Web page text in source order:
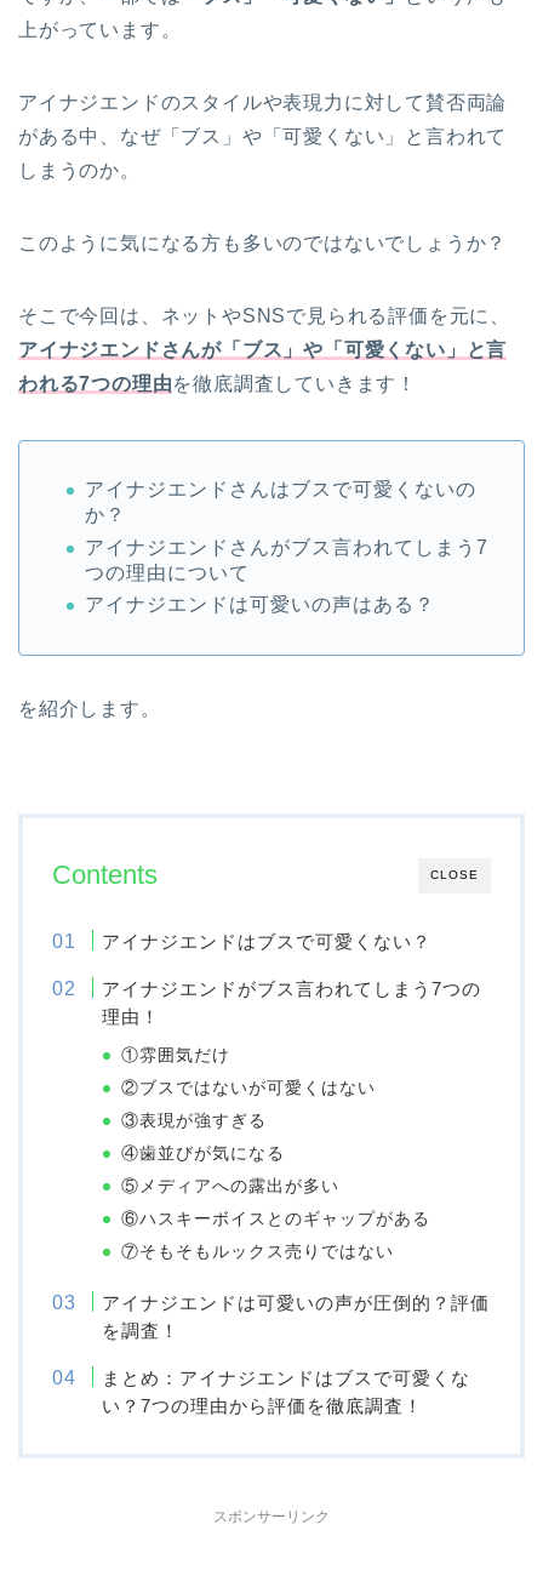
上がっています。
アイナジエンドのスタイルや表現力に対して賛否両論
がある中、なぜ「ブス」や「可愛くない」と言われて
しまうのか。
このように気になる方も多いのではないでしょうか？
そこで今回は、ネットやSNSで見られる評価を元に、
アイナジエンドさんが「ブス」や「可愛くない」と言
われる7つの理由を徹底調査していきます！
アイナジエンドさんはブスで可愛くないの
か？
アイナジエンドさんがブス言われてしまう7
つの理由について
アイナジエンドは可愛いの声はある？
を紹介します。
CLOSE
Contents
アイナジエンドはブスで可愛くない？
アイナジエンドがブス言われてしまう7つの
理由！
①雰囲気だけ
②ブスではないが可愛くはない
③表現が強すぎる
④歯並びが気になる
⑤メディアへの露出が多い
⑥ハスキーボイスとのギャップがある
⑦そもそもルックス売りではない
アイナジエンドは可愛いの声が圧倒的？評価
を調査！
まとめ：アイナジエンドはブスで可愛くな
い？7つの理由から評価を徹底調査！
スポンサーリンク